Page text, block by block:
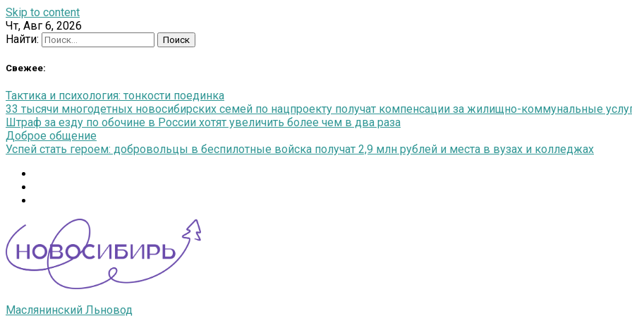
Skip to content
Чт, Авг 6, 2026
Найти:
Свежее:
Тактика и психология: тонкости поединка
33 тысячи многодетных новосибирских семей по нацпроекту получат компенсации за жилищно-коммунальные
Штраф за езду по обочине в России хотят увеличить более чем в два раза
Доброе общение
Успей стать героем: добровольцы в беспилотные войска получат 2,9 млн рублей и места в вузах и колледжах
Маслянинский Льновод